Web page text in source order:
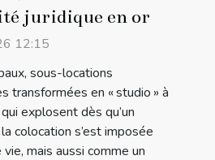
juridique en or
12:15
sous-locations
transformées en « studio » à
explosent dès qu’un
colocation s’est imposée
mais aussi comme un